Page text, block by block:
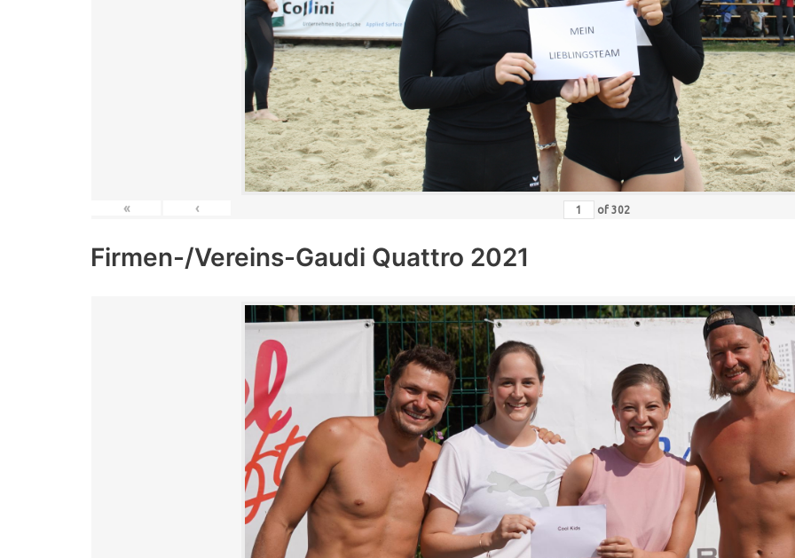
« ‹ of 302
Firmen-/Vereins-Gaudi Quattro 2021